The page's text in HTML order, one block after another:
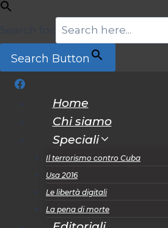
Search Button
Salta
contenuto
Home
Chi siamo
Speciali
Il terrorismo contro Cuba
Usa 2016
Le libertà digitali
La pena di morte